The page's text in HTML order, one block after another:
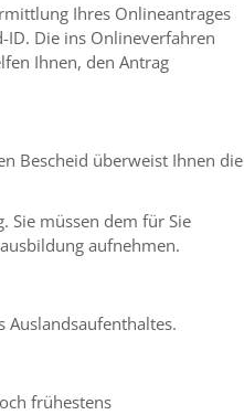
Ihres Onlineantrages
ID. Die ins Onlineverfahren
Ihnen, den Antrag
Bescheid überweist Ihnen die
Sie müssen dem für Sie
aufnehmen.
Auslandsaufenthaltes.
frühestens